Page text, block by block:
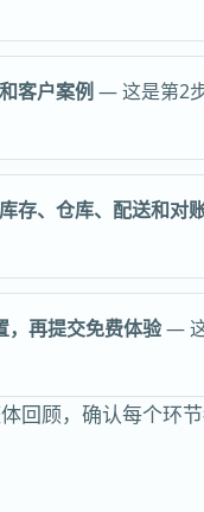
客户案例 — 这是第2
存、仓库、配送和对
，再提交免费体验— 这
回顾，确认每个环